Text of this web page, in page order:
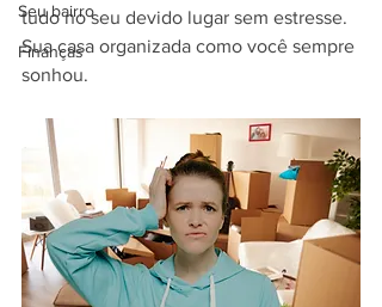
Seu bairro
Finanças
tudo no seu devido lugar sem estresse.
Sua casa organizada como você sempre
sonhou.